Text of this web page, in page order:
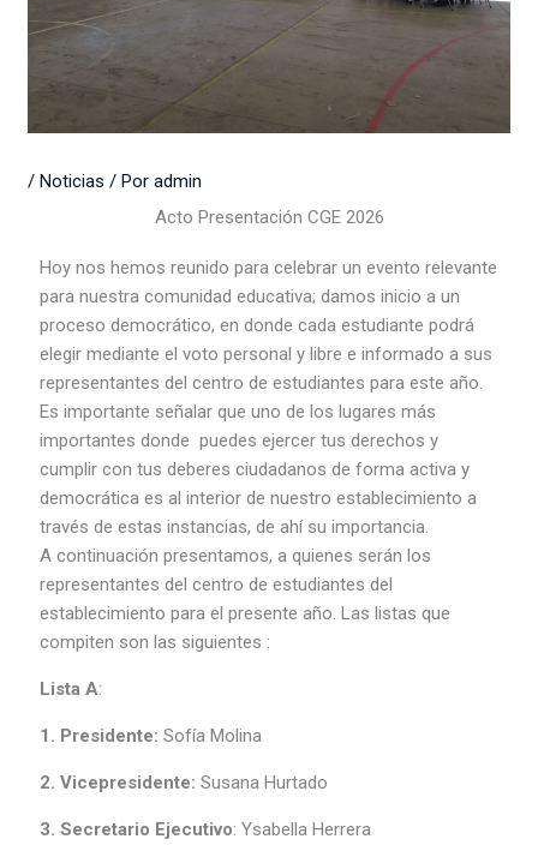
/Noticias / Poradmin
Acto Presentación CGE 2026
Hoy nos hemos reunido para celebrar un evento relevante
para nuestra comunidad educativa; damos inicio a un
proceso democrático, en donde cada estudiante podrá
elegir mediante el voto personal y libre e informado a sus
representantes del centro de estudiantes para este año.
Es importante señalar que uno de los lugares más
importantes donde puedes ejercer tus derechos y
cumplir con tus deberes ciudadanos de forma activa y
democrática es al interior de nuestro establecimiento a
través de estas instancias, de ahí su importancia.
A continuación presentamos, a quienes serán los
representantes del centro de estudiantes del
establecimiento para el presente año. Las listas que
compiten son las siguientes :
Lista A:
1. Presidente: Sofía Molina
2. Vicepresidente: Susana Hurtado
3. Secretario Ejecutivo: Ysabella Herrera